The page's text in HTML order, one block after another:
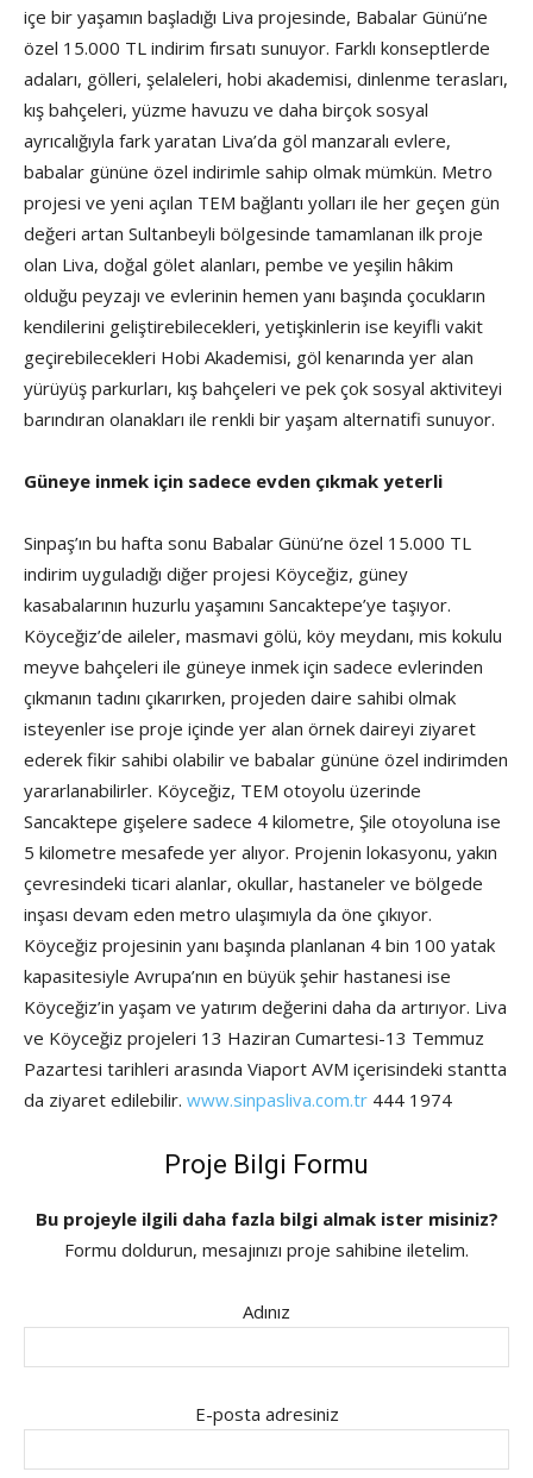
içe bir yaşamın başladığı Liva projesinde, Babalar Günü’ne
özel 15.000 TL indirim fırsatı sunuyor. Farklı konseptlerde
adaları, gölleri, şelaleleri, hobi akademisi, dinlenme terasları,
kış bahçeleri, yüzme havuzu ve daha birçok sosyal
ayrıcalığıyla fark yaratan Liva’da göl manzaralı evlere,
babalar gününe özel indirimle sahip olmak mümkün. Metro
projesi ve yeni açılan TEM bağlantı yolları ile her geçen gün
değeri artan Sultanbeyli bölgesinde tamamlanan ilk proje
olan Liva, doğal gölet alanları, pembe ve yeşilin hâkim
olduğu peyzajı ve evlerinin hemen yanı başında çocukların
kendilerini geliştirebilecekleri, yetişkinlerin ise keyifli vakit
geçirebilecekleri Hobi Akademisi, göl kenarında yer alan
yürüyüş parkurları, kış bahçeleri ve pek çok sosyal aktiviteyi
barındıran olanakları ile renkli bir yaşam alternatifi sunuyor.
Güneye inmek için sadece evden çıkmak yeterli
Sinpaş’ın bu hafta sonu Babalar Günü’ne özel 15.000 TL
indirim uyguladığı diğer projesi Köyceğiz, güney
kasabalarının huzurlu yaşamını Sancaktepe’ye taşıyor.
Köyceğiz’de aileler, masmavi gölü, köy meydanı, mis kokulu
meyve bahçeleri ile güneye inmek için sadece evlerinden
çıkmanın tadını çıkarırken, projeden daire sahibi olmak
isteyenler ise proje içinde yer alan örnek daireyi ziyaret
ederek fikir sahibi olabilir ve babalar gününe özel indirimden
yararlanabilirler. Köyceğiz, TEM otoyolu üzerinde
Sancaktepe gişelere sadece 4 kilometre, Şile otoyoluna ise
5 kilometre mesafede yer alıyor. Projenin lokasyonu, yakın
çevresindeki ticari alanlar, okullar, hastaneler ve bölgede
inşası devam eden metro ulaşımıyla da öne çıkıyor.
Köyceğiz projesinin yanı başında planlanan 4 bin 100 yatak
kapasitesiyle Avrupa’nın en büyük şehir hastanesi ise
Köyceğiz’in yaşam ve yatırım değerini daha da artırıyor. Liva
ve Köyceğiz projeleri 13 Haziran Cumartesi-13 Temmuz
Pazartesi tarihleri arasında Viaport AVM içerisindeki stantta
da ziyaret edilebilir. www.sinpasliva.com.tr 444 1974
Proje Bilgi Formu
Bu projeyle ilgili daha fazla bilgi almak ister misiniz?
Formu doldurun, mesajınızı proje sahibine iletelim.
Adınız
E-posta adresiniz